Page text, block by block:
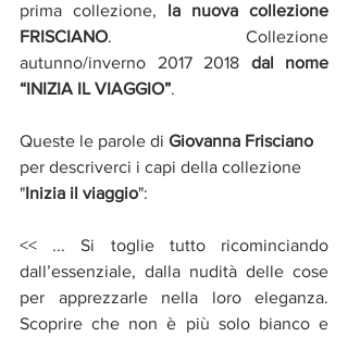
prima collezione, la nuova collezione
FRISCIANO. Collezione
autunno/inverno 2017 2018 dal nome
“INIZIA IL VIAGGIO”.
Queste le parole di Giovanna Frisciano
per descriverci i capi della collezione
"Inizia il viaggio":
<< ... Si toglie tutto ricominciando
dall’essenziale, dalla nudità delle cose
per apprezzarle nella loro eleganza.
Scoprire che non è più solo bianco e